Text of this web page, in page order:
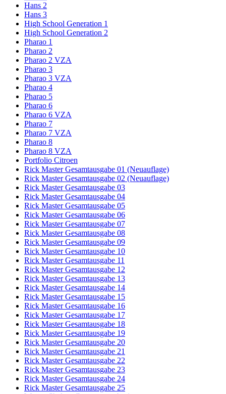
Hans 2
Hans 3
High School Generation 1
High School Generation 2
Pharao 1
Pharao 2
Pharao 2 VZA
Pharao 3
Pharao 3 VZA
Pharao 4
Pharao 5
Pharao 6
Pharao 6 VZA
Pharao 7
Pharao 7 VZA
Pharao 8
Pharao 8 VZA
Portfolio Citroen
Rick Master Gesamtausgabe 01 (Neuauflage)
Rick Master Gesamtausgabe 02 (Neuauflage)
Rick Master Gesamtausgabe 03
Rick Master Gesamtausgabe 04
Rick Master Gesamtausgabe 05
Rick Master Gesamtausgabe 06
Rick Master Gesamtausgabe 07
Rick Master Gesamtausgabe 08
Rick Master Gesamtausgabe 09
Rick Master Gesamtausgabe 10
Rick Master Gesamtausgabe 11
Rick Master Gesamtausgabe 12
Rick Master Gesamtausgabe 13
Rick Master Gesamtausgabe 14
Rick Master Gesamtausgabe 15
Rick Master Gesamtausgabe 16
Rick Master Gesamtausgabe 17
Rick Master Gesamtausgabe 18
Rick Master Gesamtausgabe 19
Rick Master Gesamtausgabe 20
Rick Master Gesamtausgabe 21
Rick Master Gesamtausgabe 22
Rick Master Gesamtausgabe 23
Rick Master Gesamtausgabe 24
Rick Master Gesamtausgabe 25